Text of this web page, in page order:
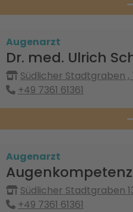
Augenarzt
Dr. med. Ulrich
Südlicher Stadtgraben ,
+49 7361 61361
Augenarzt
Südlicher Stadtgraben
+49 7361 61361